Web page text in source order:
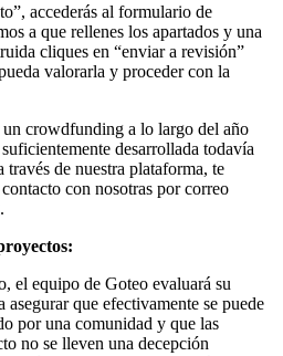
accederás al formulario de
a que rellenes los apartados y una
cliques en “enviar a revisión”
valorarla y proceder con la
un crowdfunding a lo largo del año
desarrollada todavía
través de nuestra plataforma, te
con nosotras por correo
.
el equipo de Goteo evaluará su
que efectivamente se puede
por una comunidad y que las
no se lleven una decepción